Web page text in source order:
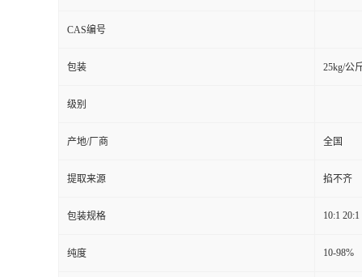
CAS编号
包装 25kg/公
级别
产地/厂商 全国
提取来源 掐不齐
包装规格 10:1 20:1
纯度 10-98%